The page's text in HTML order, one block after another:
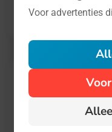
Voor advertenties